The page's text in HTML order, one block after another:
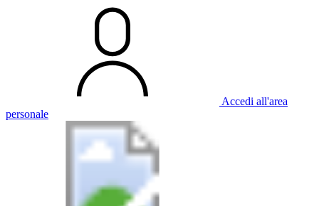
Accedi all'area
personale